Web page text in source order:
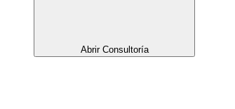
Abrir Consultoría